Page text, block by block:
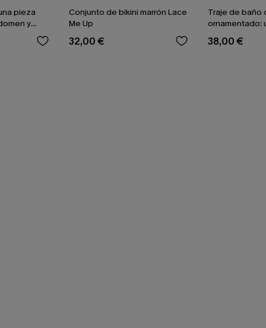
pieza
y
Conjunto de bikini marrón Lace
Me Up
32,00 €
Traje de baño
ornamentado:
culpable
38,00 €